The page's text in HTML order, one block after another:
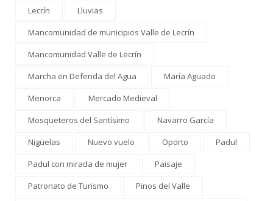
Lecrín
Lluvias
Mancomunidad de municipios Valle de Lecrín
Mancomunidad Valle de Lecrín
Marcha en Defenda del Agua
María Aguado
Menorca
Mercado Medieval
Mosqueteros del Santísimo
Navarro García
Nigüelas
Nuevo vuelo Oporto
Padul
Padul con mirada de mujer
Paisaje
Patronato de Turismo
Pinos del Valle